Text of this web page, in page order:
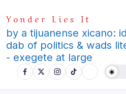
to
content
Yonder Lies It
by a tijuanense xicano:
dab of politics & wads
- exegete at large